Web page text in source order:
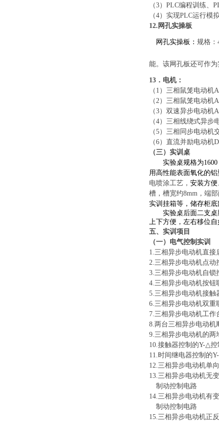
（3）PLC编程训练、
（4）实现PLC运行模
12. 网孔实操板
网孔实操板： 规格：
能。该网孔板还可作
13 ． 电机：
（ 1 ） 三相鼠笼电动机
（2） 三相鼠笼电动机
（3） 双速异步电动机
（4） 三相线绕式异步
（5） 三相同步电动机
（6） 直流并励电动机
（三）实训桌
实验桌规格为
用高性能表面氧化的
电喷涂工艺 ， 安装方
槽，槽宽约8mm，端
实训挂箱等，储存柜底
实验桌后面二支
上下方便，左右移位
五、 实训项目
（一） 电气控制实训
1.三相异步电动机
2.三相异步电动机点动
3.三相异步电动机自锁
4.三相异步电动机按钮
5.三相异步电动机接触
6.三相异步电动机双重
7.三相异步电动机工作
8.两台三相异步电动机
9.三相异步电动机的两
10.接触器控制的Y-△控
11.时间继电器控制的
12.三相异步电动机单
13.三相异步电动机无
制动控制电路
14.三相异步电动机有
制动控制电路
15.三相异步电动机正